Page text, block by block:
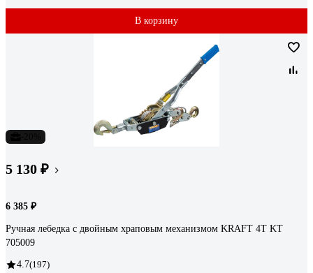
В корзину
5 130 ₽
6 385 ₽
Ручная лебедка с двойным храповым механизмом KRAFT 4Т KT
705009
4.7(197)